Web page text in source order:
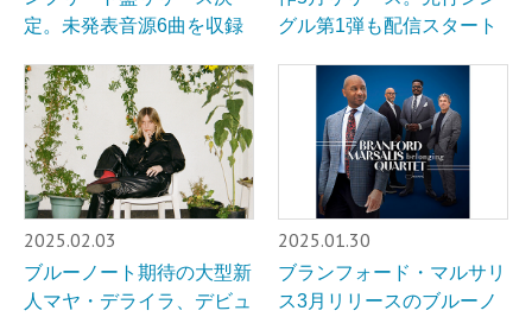
定。未発表音源6曲を収録
グル第1弾も配信スタート
2025.02.03
ブルーノート期待の大型新
人マヤ・デライラ、デビュ
2025.01.30
ブランフォード・マルサリ
ス3月リリースのブルーノ